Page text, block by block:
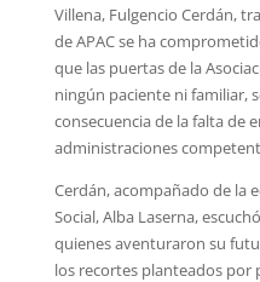
Villena, Fulgencio Cerdán,
de APAC se ha
que las puertas de la
ningún paciente ni familiar,
consecuencia de la falta de
administraciones
Cerdán, acompañado de la
Social, Alba Laserna,
quienes aventuraron su
los recortes planteados por